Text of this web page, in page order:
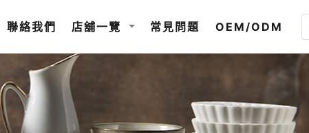
聯絡我們 店舖一覽 常見問題 OEM/ODM